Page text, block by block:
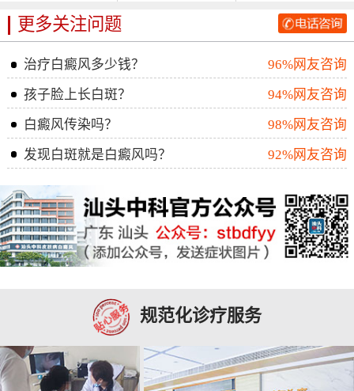
更多关注问题
治疗白癜风多少钱？
96%网友咨询
孩子脸上长白斑？
94%网友咨询
白癜风传染吗？
98%网友咨询
发现白斑就是白癜风吗？
92%网友咨询
规范化诊疗服务